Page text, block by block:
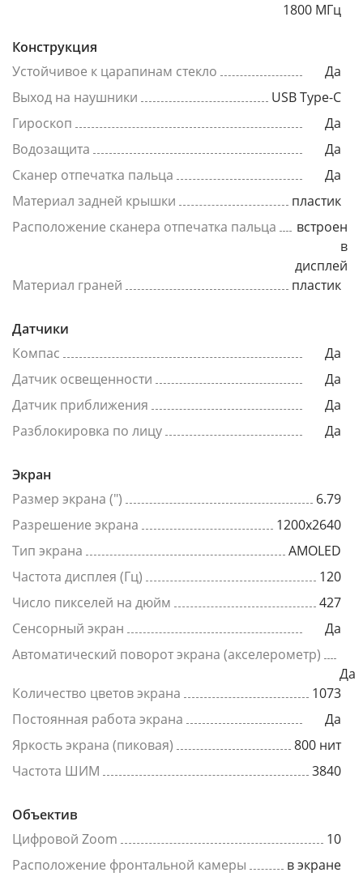
1800 МГц
Конструкция
Устойчивое к царапинам стекло
Да
Выход на наушники
USB Type-C
Гироскоп
Да
Водозащита
Да
Сканер отпечатка пальца
Да
Материал задней крышки
пластик
Расположение сканера отпечатка пальца
встроен
в
дисплей
Материал граней
пластик
Датчики
Компас
Да
Датчик освещенности
Да
Датчик приближения
Да
Разблокировка по лицу
Да
Экран
Размер экрана (")
6.79
Разрешение экрана
1200x2640
Тип экрана
AMOLED
Частота дисплея (Гц)
120
Число пикселей на дюйм
427
Сенсорный экран
Да
Автоматический поворот экрана (акселерометр)
Да
Количество цветов экрана
1073
Постоянная работа экрана
Да
Яркость экрана (пиковая)
800 нит
Частота ШИМ
3840
Объектив
Цифровой Zoom
10
Расположение фронтальной камеры
в экране